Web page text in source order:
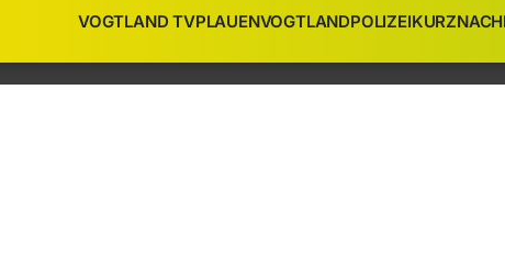
VOGTLAND TVPLAUENVOGTLANDPOLIZEI